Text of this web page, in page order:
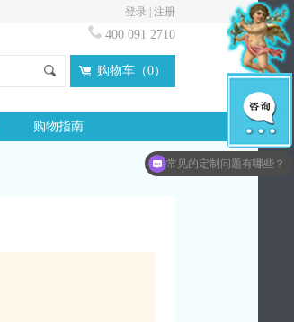
登录 注册
400 091 2710
购物车（0）
购物指南
常见的定制问题有哪些？